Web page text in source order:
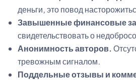
деньги, это повод
Завышенные финансовые
свидетельствовать о
Анонимность авторов.
тревожным сигналом.
Поддельные отзывы и